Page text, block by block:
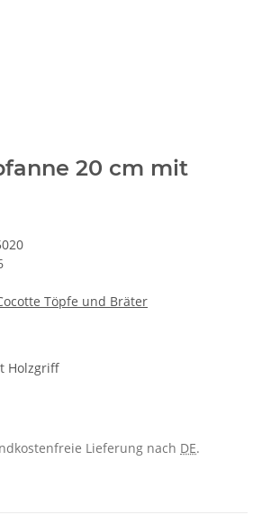
20 cm mit
Töpfe und Bräter
Holzgriff
Lieferung nach DE.